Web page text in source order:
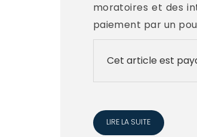
moratoires et des
paiement par un
Cet article est
LIRE LA SUITE